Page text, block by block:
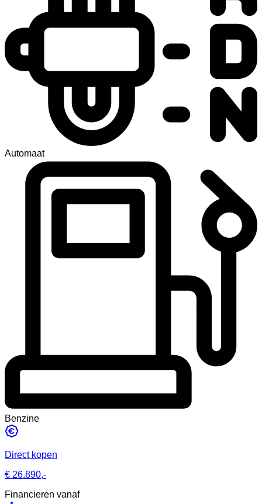
Automaat
Benzine
Direct kopen
€ 26.890,-
Financieren vanaf